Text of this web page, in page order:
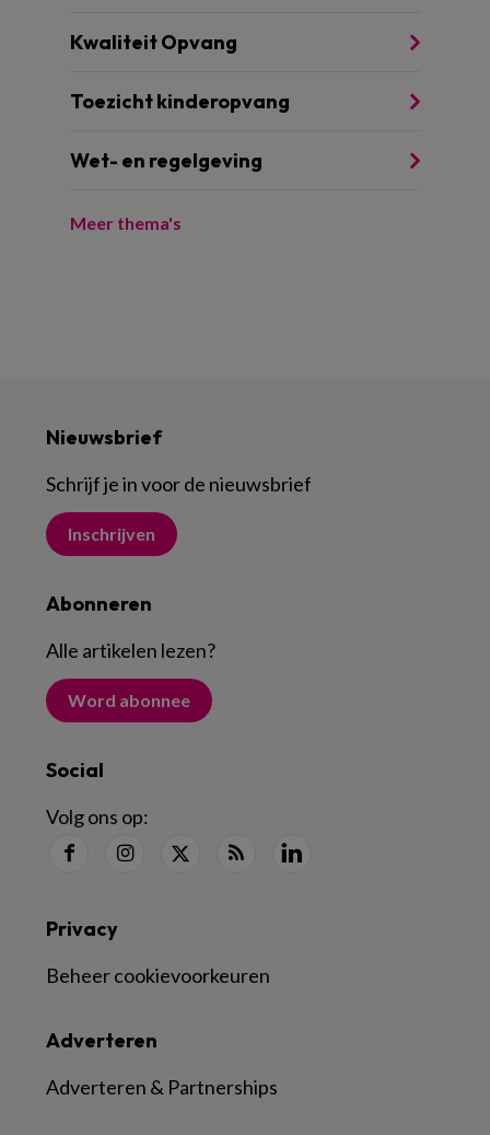
Kwaliteit Opvang
Toezicht kinderopvang
Wet- en regelgeving
Meer thema's
Nieuwsbrief
Schrijf je in voor de nieuwsbrief
Inschrijven
Abonneren
Alle artikelen lezen?
Word abonnee
Social
Volg ons op:
Adverteren
Adverteren & Partnerships
Privacy
Beheer cookievoorkeuren